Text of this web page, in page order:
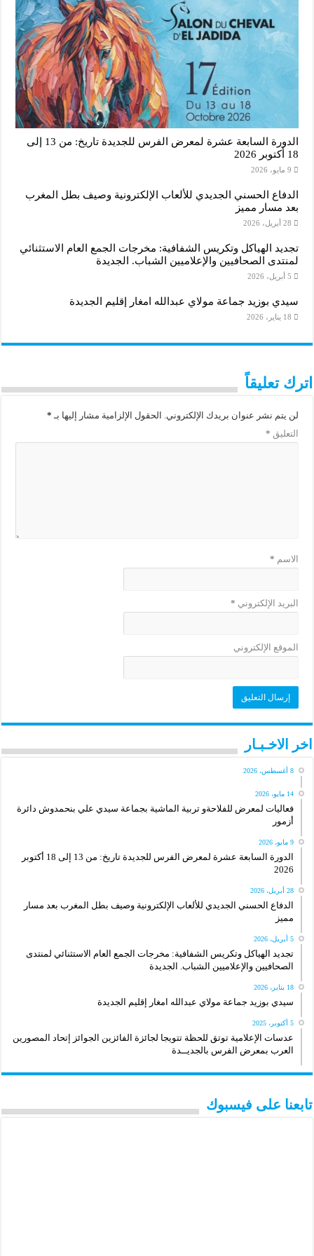
الدورة السابعة عشرة لمعرض الفرس للجديدة تاريخ: من 13 إلى
18 أكتوبر 2026
9 مايو، 2026
الدفاع الحسني الجديدي للألعاب الإلكترونية وصيف بطل المغرب
بعد مسار مميز
28 أبريل، 2026
تجديد الهياكل وتكريس الشفافية: مخرجات الجمع العام الاستثنائي
لمنتدى الصحافيين والإعلاميين الشباب. الجديدة
5 أبريل، 2026
سيدي بوزيد جماعة مولاي عبدالله امغار إقليم الجديدة
18 يناير، 2026
اترك تعليقاً
لن يتم نشر عنوان بريدك الإلكتروني. الحقول الإلزامية مشار إليها بـ *
التعليق *
الاسم *
البريد الإلكتروني *
الموقع الإلكتروني
اخر الاخـبـار
8 أغسطس، 2026
14 مايو، 2026
فعاليات لمعرض للفلاحةو تربية الماشية بجماعة سيدي علي بنحمدوش دائرة
أزمور
9 مايو، 2026
الدورة السابعة عشرة لمعرض الفرس للجديدة تاريخ: من 13 إلى 18 أكتوبر
2026
28 أبريل، 2026
الدفاع الحسني الجديدي للألعاب الإلكترونية وصيف بطل المغرب بعد مسار
مميز
5 أبريل، 2026
تجديد الهياكل وتكريس الشفافية: مخرجات الجمع العام الاستثنائي لمنتدى
الصحافيين والإعلاميين الشباب. الجديدة
18 يناير، 2026
سيدي بوزيد جماعة مولاي عبدالله امغار إقليم الجديدة
5 أكتوبر، 2025
عدسات الإعلامية توتق للحظة تتويجا لجائزة الفائزين الجوائز إتحاد المصورين
العرب بمعرض الفرس بالجديــدة
تابعنا على فيسبوك